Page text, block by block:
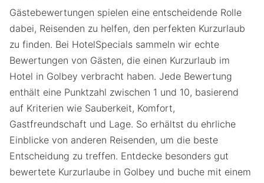
Gästebewertungen spielen eine entscheidende Rolle
dabei, Reisenden zu helfen, den perfekten Kurzurlaub
zu finden. Bei HotelSpecials sammeln wir echte
Bewertungen von Gästen, die einen Kurzurlaub im
Hotel in Golbey verbracht haben. Jede Bewertung
enthält eine Punktzahl zwischen 1 und 10, basierend
auf Kriterien wie Sauberkeit, Komfort,
Gastfreundschaft und Lage. So erhältst du ehrliche
Einblicke von anderen Reisenden, um die beste
Entscheidung zu treffen. Entdecke besonders gut
bewertete Kurzurlaube in Golbey und buche mit einem